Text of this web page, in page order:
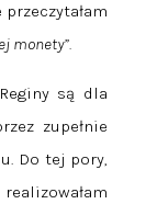
monety”.
są dla
zupełnie
Do tej pory,